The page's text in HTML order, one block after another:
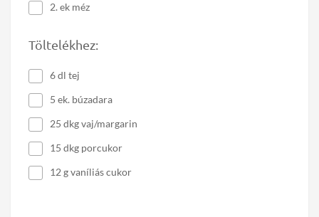
2. ek méz
Töltelékhez:
6 dl tej
5 ek. búzadara
25 dkg vaj/margarin
15 dkg porcukor
12 g vaníliás cukor